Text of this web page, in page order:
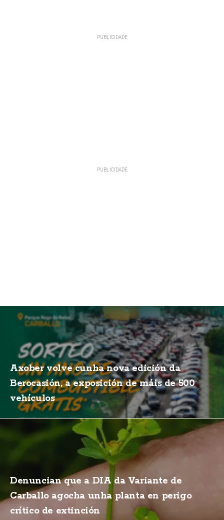
Axober volve cunha nova edición da
Berocasión, a exposición de máis de 500
vehículos
Denuncian que a DIA da Variante de
Carballo agocha unha planta en perigo
crítico de extinción